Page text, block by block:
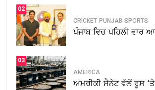
02
CRICKET PUNJAB SPORTS
ਪੰਜਾਬ ਵਿਚ ਪਹਿਲੀ ਵਾਰ
03
AMERICA
ਅਮਰੀਕੀ ਸੈਨੇਟ ਵੱਲੋਂ ਰੂਸ